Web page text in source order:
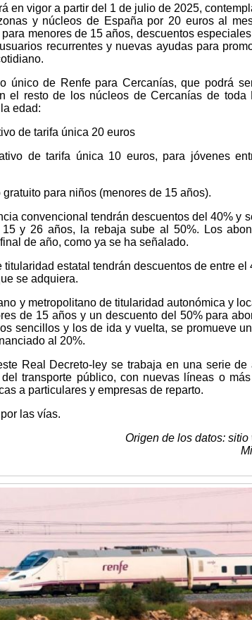
en vigor a partir del 1 de julio de 2025,
y núcleos de España por 20 euros al
menores de 15 años, descuentos
recurrentes y nuevas ayudas para
único de Renfe para Cercanías, que podrá
el resto de los núcleos de Cercanías de toda
edad:
de tarifa única 20 euros
de tarifa única 10 euros, para jóvenes
para niños (menores de 15 años).
convencional tendrán descuentos del 40% y
y 26 años, la rebaja sube al 50%. Los
de año, como ya se ha señalado.
titularidad estatal tendrán descuentos de entre
se adquiera.
y metropolitano de titularidad autonómica y
de 15 años y un descuento del 50% para
sencillos y los de ida y vuelta, se promueve
al 20%.
Real Decreto-ley se trabaja en una serie de
transporte público, con nuevas líneas o
a particulares y empresas de reparto.
las vías.
Origen de los datos: